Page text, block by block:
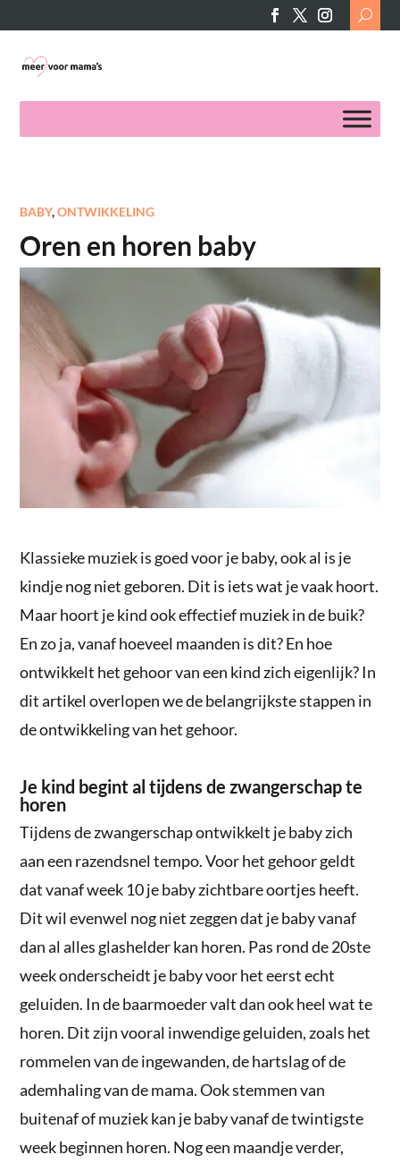
Search
for:
BABY,ONTWIKKELING
Oren en horen baby
Klassieke muziek is goed voor je baby, ook al is je
kindje nog niet geboren. Dit is iets wat je vaak hoort.
Maar hoort je kind ook effectief muziek in de buik?
En zo ja, vanaf hoeveel maanden is dit? En hoe
ontwikkelt het gehoor van een kind zich eigenlijk? In
dit artikel overlopen we de belangrijkste stappen in
de ontwikkeling van het gehoor.
Je kind begint al tijdens de zwangerschap te
horen
Tijdens de zwangerschap ontwikkelt je baby zich
aan een razendsnel tempo. Voor het gehoor geldt
dat vanaf week 10 je baby zichtbare oortjes heeft.
Dit wil evenwel nog niet zeggen dat je baby vanaf
dan al alles glashelder kan horen. Pas rond de 20ste
week onderscheidt je baby voor het eerst echt
geluiden. In de baarmoeder valt dan ook heel wat te
horen. Dit zijn vooral inwendige geluiden, zoals het
rommelen van de ingewanden, de hartslag of de
ademhaling van de mama. Ook stemmen van
buitenaf of muziek kan je baby vanaf de twintigste
week beginnen horen. Nog een maandje verder,